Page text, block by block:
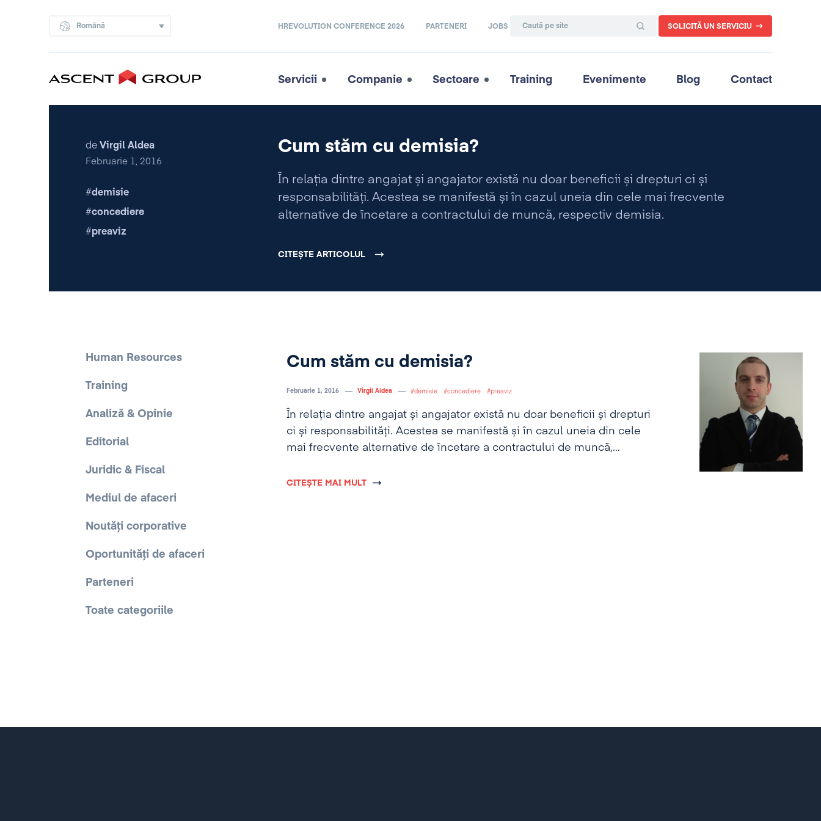
Română HREVOLUTION CONFERENCE 2026 PARTENERI JOBS SOLICITĂ UN SERVICIU
Servicii Companie Sectoare Training Evenimente Blog Contact
de Virgil Aldea
Februarie 1, 2016
demisie
concediere
preaviz
Cum stăm cu demisia?
În relația dintre angajat și angajator există nu doar beneficii și drepturi ci și
responsabilități. Acestea se manifestă și în cazul uneia din cele mai frecvente
alternative de încetare a contractului de muncă, respectiv demisia.
CITEȘTE ARTICOLUL
Human Resources
Training
Analiză & Opinie
Editorial
Juridic & Fiscal
Mediul de afaceri
Noutăți corporative
Oportunități de afaceri
Parteneri
Toate categoriile
Cum stăm cu demisia?
Februarie 1, 2016 Virgil Aldea demisie concediere preaviz
În relația dintre angajat și angajator există nu doar beneficii și drepturi
ci și responsabilități. Acestea se manifestă și în cazul uneia din cele
mai frecvente alternative de încetare a contractului de muncă,
CITEȘTE MAI MULT